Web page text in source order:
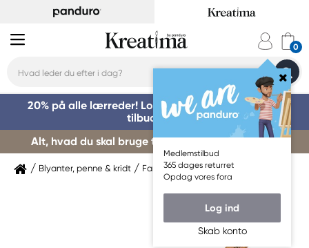
Medlemstilbud
365 dages returret
Opdag vores fora
Log ind
Skab konto
20% på alle lærreder! Log på for at benytte dig af
tilbuddet »
Alt, hvad du skal bruge til kursusstart – køb her »
Blyanter, penne & kridt Farveblyanter Faber-Castell